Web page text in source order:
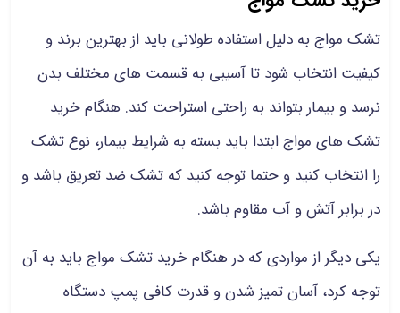
تشک مواج به دلیل استفاده طولانی باید از بهترین برند و
کیفیت انتخاب شود تا آسیبی به قسمت های مختلف بدن
نرسد و بیمار بتواند به راحتی استراحت کند. هنگام خرید
تشک های مواج ابتدا باید بسته به شرایط بیمار، نوع تشک
را انتخاب کنید و حتما توجه کنید که تشک ضد تعریق باشد و
در برابر آتش و آب مقاوم باشد.
یکی دیگر از مواردی که در هنگام خرید تشک مواج باید به آن
توجه کرد، آسان تمیز شدن و قدرت کافی پمپ دستگاه